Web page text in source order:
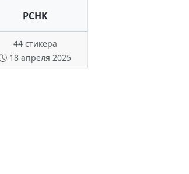
PCHK
44 стикера
18 апреля 2025